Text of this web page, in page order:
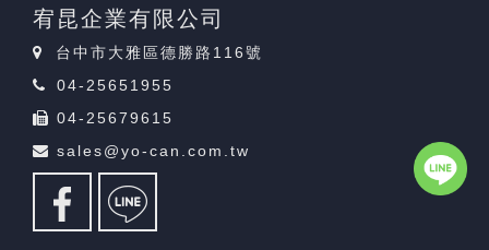
宥昆企業有限公司
台中市大雅區德勝路116號
04-25651955
04-25679615
sales@yo-can.com.tw